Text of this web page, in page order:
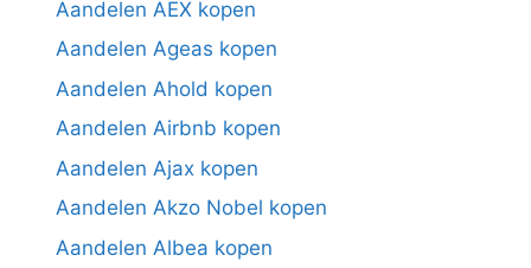
Aandelen AEX kopen
Aandelen Ageas kopen
Aandelen Ahold kopen
Aandelen Airbnb kopen
Aandelen Ajax kopen
Aandelen Akzo Nobel kopen
Aandelen Albea kopen